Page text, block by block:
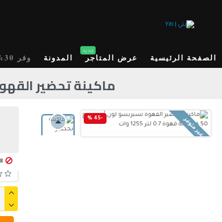
الصفحة الرئيسية عرض المتاجر
جديد
المدونة وفر 30%
ماكينة تحضير القهوة نسبريسو
-45 % غير متوفر